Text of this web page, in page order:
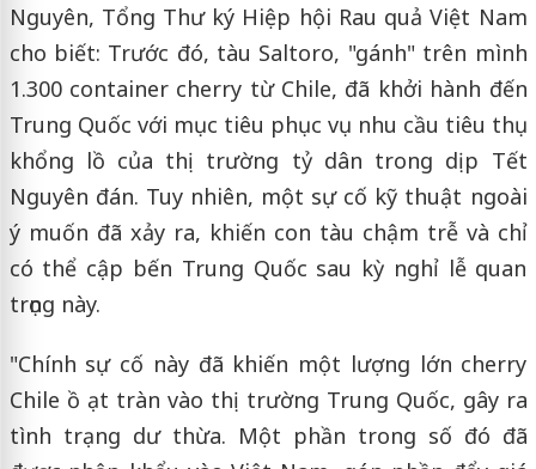
Nguyên, Tổng Thư ký Hiệp hội Rau quả Việt Nam
cho biết: Trước đó, tàu Saltoro, "gánh" trên mình
1.300 container cherry từ Chile, đã khởi hành đến
Trung Quốc với mục tiêu phục vụ nhu cầu tiêu thụ
khổng lồ của thị trường tỷ dân trong dịp Tết
Nguyên đán. Tuy nhiên, một sự cố kỹ thuật ngoài
ý muốn đã xảy ra, khiến con tàu chậm trễ và chỉ
có thể cập bến Trung Quốc sau kỳ nghỉ lễ quan
trọng này.
"Chính sự cố này đã khiến một lượng lớn cherry
Chile ồ ạt tràn vào thị trường Trung Quốc, gây ra
tình trạng dư thừa. Một phần trong số đó đã